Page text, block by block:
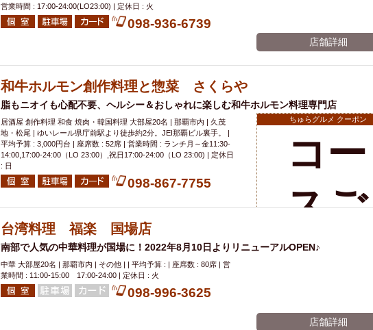
ザ ド
ラフ
トへ
変更
営業時間 : 17:00-24:00(LO23:00) | 定休日 : 火
098-936-6739
店舗詳細
和牛ホルモン創作料理と惣菜 さくらや
脂もニオイも心配不要、ヘルシー＆おしゃれに楽しむ和牛ホルモン料理専門店
居酒屋 創作料理 和食 焼肉・韓国料理 大部屋20名 | 那覇市内 | 久茂
地・松尾 | ゆいレール県庁前駅より徒歩約2分。JEI那覇ビル裏手。 |
平均予算 : 3,000円台 | 座席数 : 52席 | 営業時間 : ランチ月～金11:30-
14:00,17:00-24:00（LO 23:00）,祝日17:00-24:00（LO 23:00) | 定休日
: 日
098-867-7755
ちゅらグルメ クーポン
コー
スご
予約
で、
台湾料理 福楽 国場店
南部で人気の中華料理が国場に！2022年8月10日よりリニューアルOPEN♪
中華 大部屋20名 | 那覇市内 | その他 | | 平均予算 : | 座席数 : 80席 | 営
業時間 : 11:00-15:00 17:00-24:00 | 定休日 : 火
098-996-3625
店舗詳細